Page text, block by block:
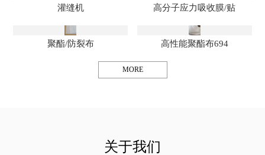
灌缝机 高分子应力吸收膜/贴
聚酯/防裂布 高性能聚酯布694
MORE
关于我们